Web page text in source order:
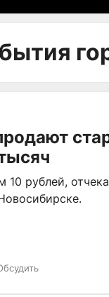
рублей,